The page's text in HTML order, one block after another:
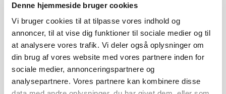
Denne hjemmeside bruger cookies
Vi bruger cookies til at tilpasse vores indhold og
annoncer, til at vise dig funktioner til sociale medier og til
at analysere vores trafik. Vi deler også oplysninger om
din brug af vores website med vores partnere inden for
sociale medier, annonceringspartnere og
analysepartnere. Vores partnere kan kombinere disse
Næringsindhold
Ingrediens- og allergioplysning